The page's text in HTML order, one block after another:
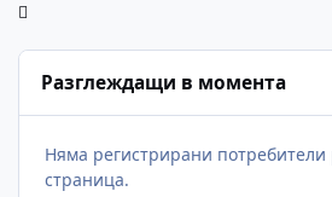
Разглеждащи в момента
Няма регистрирани
страница.